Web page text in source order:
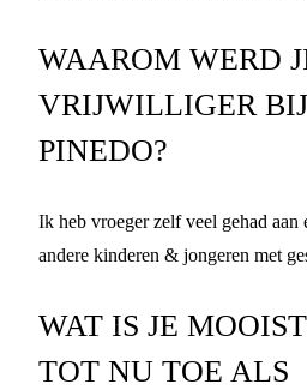
WAAROM WERD
VRIJWILLIGER
PINEDO?
Ik heb vroeger zelf veel gehad aan
andere kinderen & jongeren met
WAT IS JE
TOT NU TOE ALS